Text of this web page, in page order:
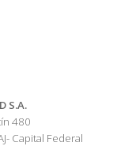
S.A.
480
Capital Federal